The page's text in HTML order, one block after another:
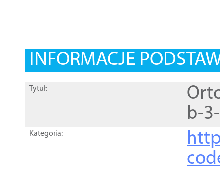
INFORMACJE
Tytuł:
b-
Kategoria: